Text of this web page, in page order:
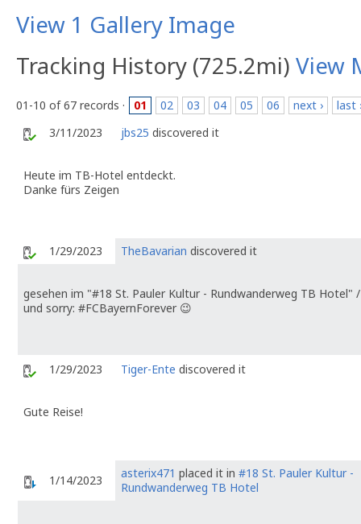
View 1 Gallery Image
Tracking History (725.2mi) View
01-10 of 67 records · 01 02 03 04 05 06 next ›
last
3/11/2023
jbs25 discovered it
Heute im TB-Hotel entdeckt.
Danke fürs Zeigen
1/29/2023 TheBavarian discovered it
gesehen im "#18 St. Pauler Kultur - Rundwanderweg TB Hotel" /
und sorry: #FCBayernForever 😉
1/29/2023 Tiger-Ente discovered it
Gute Reise!
1/14/2023 asterix471 placed it in #18 St. Pauler Kultur -
Rundwanderweg TB Hotel